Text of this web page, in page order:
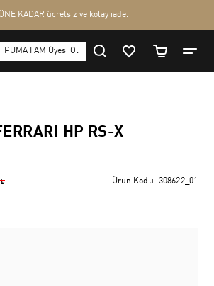
HP RS-X
₺ Ürün Kodu: 308622_01